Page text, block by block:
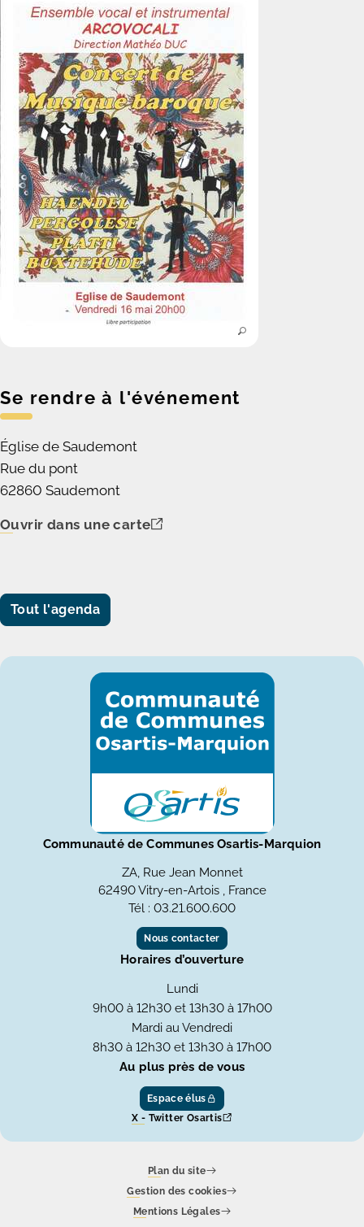
Se rendre à l'événement
Église de Saudemont
Rue du pont
62860 Saudemont
Ouvrir dans une carte
Tout l'agenda
Communauté de Communes Osartis-Marquion
ZA, Rue Jean Monnet
62490 Vitry-en-Artois , France
Tél : 03.21.600.600
Nous contacter
Horaires d’ouverture
Lundi
9h00 à 12h30 et 13h30 à 17h00
Mardi au Vendredi
8h30 à 12h30 et 13h30 à 17h00
Au plus près de vous
Espace élus
X - Twitter Osartis
Plan du site
Gestion des cookies
Mentions Légales